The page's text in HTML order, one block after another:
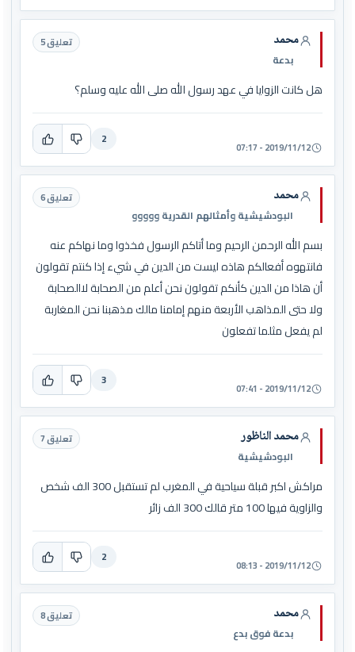
محمد
بدعة
تعليق 5
هل كانت الزوايا في عهد رسول الله صلى الله عليه وسلم؟
2019/11/12 - 07:17
2
محمد
البودشيشية وأمثالهم القدرية ووووو
تعليق 6
بسم الله الرحمن الرحيم وما أتاكم الرسول فخذوا وما نهاكم عنه
فانتهوه أفعالكم هاذه ليست من الدين في شيء إذا كنتم تقولون
أن هاذا من الدين كأنكم تقولون نحن أعلم من الصحابة لاالصحابة
ولا حتى المذاهب الأربعة منهم إمامنا مالك مذهبنا نحن المغاربة
لم يفعل مثلما تفعلون
2019/11/12 - 07:41
3
محمد الناظور
البودشيشية
تعليق 7
مراكش اكبر قبلة سياحية في المغرب لم تستقبل 300 الف شخص
والزاوية فيها 100 متر قالك 300 الف زائر
2019/11/12 - 08:13
2
محمد
بدعة فوق بدع
تعليق 8